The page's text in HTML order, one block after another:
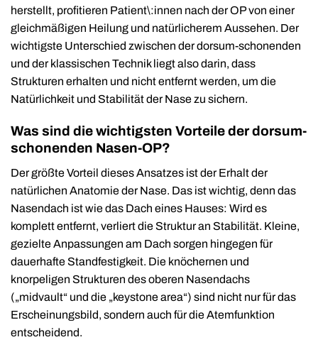
herstellt, profitieren Patient\:innen nach der OP von einer
gleichmäßigen Heilung und natürlicherem Aussehen. Der
wichtigste Unterschied zwischen der dorsum-schonenden
und der klassischen Technik liegt also darin, dass
Strukturen erhalten und nicht entfernt werden, um die
Natürlichkeit und Stabilität der Nase zu sichern.
Was sind die wichtigsten Vorteile der dorsum-
schonenden Nasen-OP?
Der größte Vorteil dieses Ansatzes ist der Erhalt der
natürlichen Anatomie der Nase. Das ist wichtig, denn das
Nasendach ist wie das Dach eines Hauses: Wird es
komplett entfernt, verliert die Struktur an Stabilität. Kleine,
gezielte Anpassungen am Dach sorgen hingegen für
dauerhafte Standfestigkeit. Die knöchernen und
knorpeligen Strukturen des oberen Nasendachs
(„midvault“ und die „keystone area“) sind nicht nur für das
Erscheinungsbild, sondern auch für die Atemfunktion
entscheidend.